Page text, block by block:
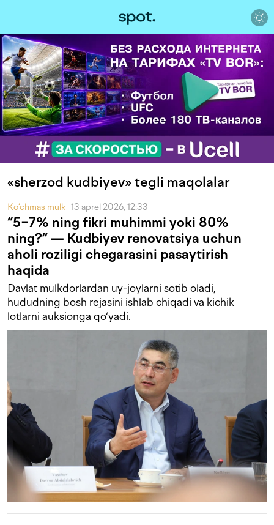
«sherzod kudbiyev» tegli maqolalar
Ko‘chmas mulk 13 aprel 2026, 12:33
“5−7% ning fikri muhimmi yoki 80%
ning?” — Kudbiyev renovatsiya uchun
aholi roziligi chegarasini pasaytirish
haqida
Davlat mulkdorlardan uy-joylarni sotib oladi,
hududning bosh rejasini ishlab chiqadi va kichik
lotlarni auksionga qo‘yadi.